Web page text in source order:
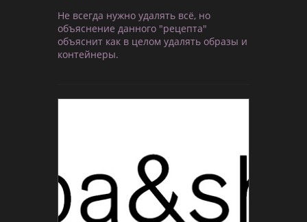
Не всегда нужно удалять всё, но
объяснение данного "рецепта"
объяснит как в целом удалять образы и
контейнеры.